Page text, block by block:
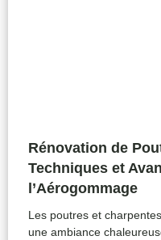
Rénovation de
Techniques et
l’Aérogommage
Les poutres et
une ambiance